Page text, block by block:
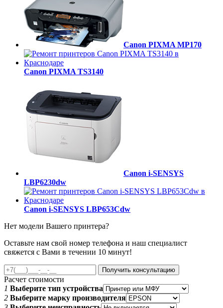
Canon PIXMA MP170
Canon PIXMA TS3140
Canon i-SENSYS
LBP6230dw
Canon i-SENSYS LBP653Cdw
Нет модели Вашего принтера?
Оставьте нам свой номер телефона и наш специалист
свяжется с Вами в течении 10 минут!
Получить консультацию
Расчет стоимости
1 Выберите тип устройства
2 Выберите марку производителя